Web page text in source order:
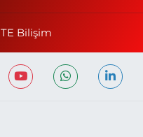
TE Bilişim